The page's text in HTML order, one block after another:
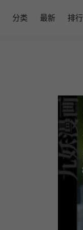
分类 最新 排行